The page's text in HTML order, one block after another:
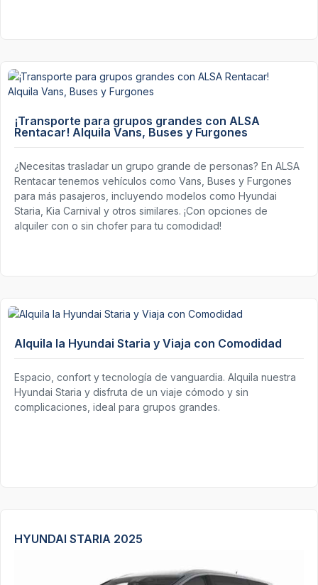
¡Transporte para grupos grandes con ALSA
Rentacar! Alquila Vans, Buses y Furgones
¿Necesitas trasladar un grupo grande de personas? En ALSA
Rentacar tenemos vehículos como Vans, Buses y Furgones
para más pasajeros, incluyendo modelos como Hyundai
Staria, Kia Carnival y otros similares. ¡Con opciones de
alquiler con o sin chofer para tu comodidad!
Alquila la Hyundai Staria y Viaja con Comodidad
Espacio, confort y tecnología de vanguardia. Alquila nuestra
Hyundai Staria y disfruta de un viaje cómodo y sin
complicaciones, ideal para grupos grandes.
HYUNDAI STARIA 2025